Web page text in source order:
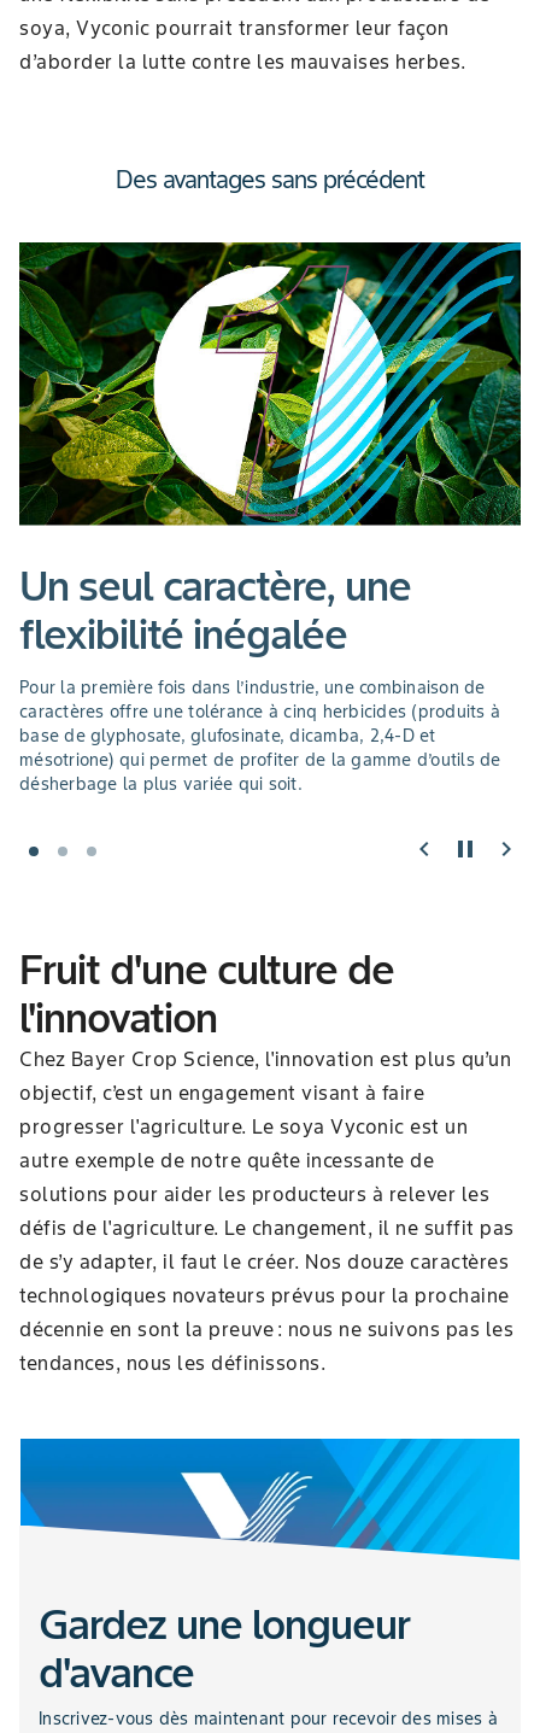
soya, Vyconic pourrait transformer leur façon
d’aborder la lutte contre les mauvaises herbes.
Des avantages sans précédent
Slide 1 of 3
chevron_left pause chevron_right
Un seul caractère, une
flexibilité inégalée
Pour la première fois dans l’industrie, une combinaison de
caractères offre une tolérance à cinq herbicides (produits à
base de glyphosate, glufosinate, dicamba, 2,4-D et
mésotrione) qui permet de profiter de la gamme d’outils de
désherbage la plus variée qui soit.
Fruit d'une culture de
l'innovation
Chez Bayer Crop Science, l'innovation est plus qu’un
objectif, c’est un engagement visant à faire
progresser l'agriculture. Le soya Vyconic est un
autre exemple de notre quête incessante de
solutions pour aider les producteurs à relever les
défis de l'agriculture. Le changement, il ne suffit pas
de s’y adapter, il faut le créer. Nos douze caractères
technologiques novateurs prévus pour la prochaine
décennie en sont la preuve : nous ne suivons pas les
tendances, nous les définissons.
Gardez une longueur
d'avance
Inscrivez-vous dès maintenant pour recevoir des mises à